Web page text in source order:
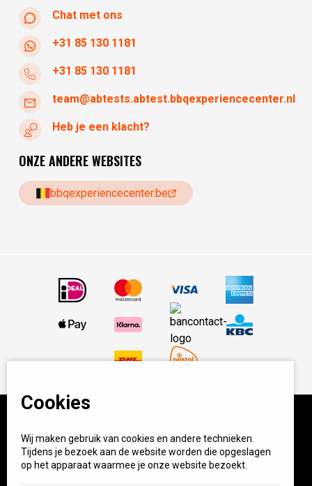
Chat met ons
+31 85 130 1181
+31 85 130 1181
team@abtests.abtest.bbqexperiencecenter.nl
Heb je een klacht?
ONZE ANDERE WEBSITES
bbqexperiencecenter.be
© BBQ Experience Center. Home of BBQ. Alle prijzen incl
BTW.Algemene voorwaarden
Privacy
Cookies
Wij maken gebruik van cookies en andere technieken.
Tijdens je bezoek aan de website worden die opgeslagen
op het apparaat waarmee je onze website bezoekt.